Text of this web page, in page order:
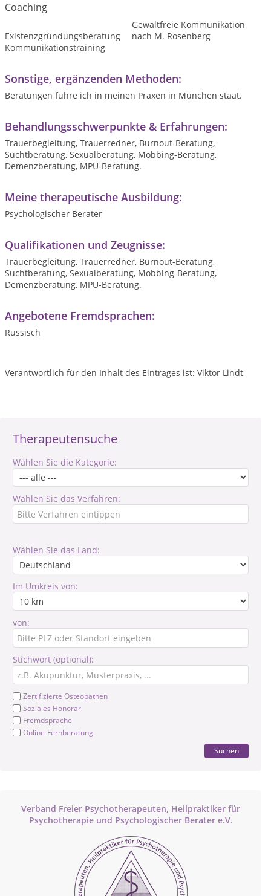
Therapeutensuche
Wählen Sie die Kategorie:
Wählen Sie das Verfahren:
Wählen Sie das Land:
Im Umkreis von:
von:
Stichwort (optional):
Zertifizierte Osteopathen
Soziales Honorar
Fremdsprache
Online-Fernberatung
Suchen
Verband Freier Psychotherapeuten, Heilpraktiker für
Psychotherapie und Psychologischer Berater e.V.
Coaching
Existenzgründungsberatung
Gewaltfreie Kommunikation
nach M. Rosenberg
Kommunikationstraining
Sonstige, ergänzenden Methoden:
Beratungen führe ich in meinen Praxen in München staat.
Behandlungsschwerpunkte & Erfahrungen:
Trauerbegleitung, Trauerredner, Burnout-Beratung,
Suchtberatung, Sexualberatung, Mobbing-Beratung,
Demenzberatung, MPU-Beratung.
Meine therapeutische Ausbildung:
Psychologischer Berater
Qualifikationen und Zeugnisse:
Trauerbegleitung, Trauerredner, Burnout-Beratung,
Suchtberatung, Sexualberatung, Mobbing-Beratung,
Demenzberatung, MPU-Beratung.
Angebotene Fremdsprachen:
Russisch
Verantwortlich für den Inhalt des Eintrages ist: Viktor Lindt